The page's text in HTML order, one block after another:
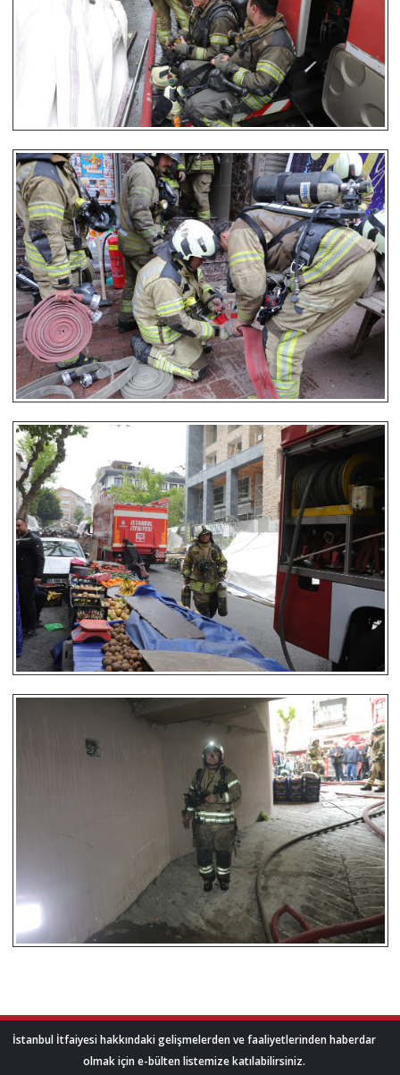
İstanbul İtfaiyesi hakkındaki gelişmelerden ve faaliyetlerinden haberdar
olmak için e-bülten listemize katılabilirsiniz.